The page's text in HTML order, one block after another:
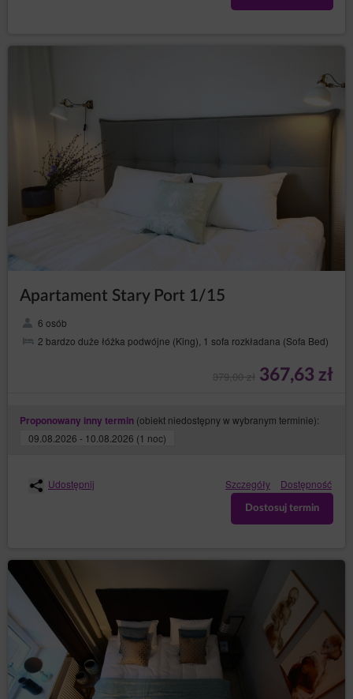
Apartament Stary Port 1/15
6 osób
2 bardzo duże łóżka podwójne (King), 1 sofa rozkładana (Sofa Bed)
379,00 zł 367,63 zł
Proponowany inny termin (obiekt niedostępny w wybranym terminie):
09.08.2026 - 10.08.2026 (1 noc)
Udostępnij Szczegóły Dostępność
Dostosuj termin